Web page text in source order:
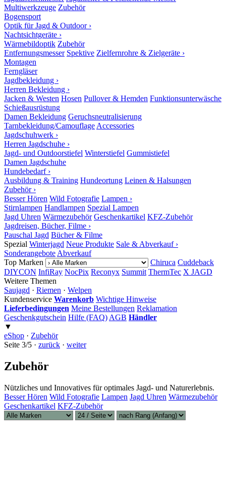
Multiwerkzeuge Zubehör
Bogensport
Optik für Jagd & Outdoor ›
Nachtsichtgeräte ›
Wärmebildoptik Zubehör
Entfernungsmesser Spektive Zielfernrohre & Zielgeräte ›
Montagen
Ferngläser
Jagdbekleidung ›
Herren Bekleidung ›
Jacken & Westen Hosen Pullover & Hemden Funktionsunterwäsche
Schießausrüstung
Damen Bekleidung Geruchsneutralisierung
Tarnbekleidung/Camouflage Accessories
Jagdschuhwerk ›
Herren Jagdschuhe ›
Jagd- und Outdoorstiefel Winterstiefel Gummistiefel
Damen Jagdschuhe
Hundebedarf ›
Ausbildung & Training Hundeortung Leinen & Halsungen
Zubehör ›
Besser Hören Wild Fotografie Lampen ›
Stirnlampen Handlampen Spezial Lampen
Jagd Uhren Wärmezubehör Geschenkartikel KFZ-Zubehör
Jagdreisen, Bücher, Filme ›
Pauschal Jagd Bücher & Filme
Spezial Winterjagd Neue Produkte Sale & Abverkauf ›
Sonderangebote Abverkauf
Top Marken
Chiruca Cuddeback
DIYCON InfiRay NocPix Reconyx Summit ThermTec X JAGD
Weitere Themen
Saujagd · Riemen · Welpen
Kundenservice Warenkorb Wichtige Hinweise
Lieferbedingungen Meine Bestellungen Reklamation
Geschenkgutschein Hilfe (FAQ) AGB Händler
▼
eShop · Zubehör
Seite 3/5 · zurück · weiter
Zubehör
Nützliches und Innovatives für optimales Jagd- und Naturerlebnis.
Besser Hören Wild Fotografie Lampen Jagd Uhren Wärmezubehör
Geschenkartikel KFZ-Zubehör